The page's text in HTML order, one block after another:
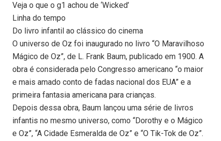
Veja o que o g1 achou de ‘Wicked’
Linha do tempo
Do livro infantil ao clássico do cinema
O universo de Oz foi inaugurado no livro “O Maravilhoso
Mágico de Oz”, de L. Frank Baum, publicado em 1900. A
obra é considerada pelo Congresso americano “o maior
e mais amado conto de fadas nacional dos EUA” e a
primeira fantasia americana para crianças.
Depois dessa obra, Baum lançou uma série de livros
infantis no mesmo universo, como “Dorothy e o Mágico
e Oz”, “A Cidade Esmeralda de Oz” e “O Tik-Tok de Oz”.